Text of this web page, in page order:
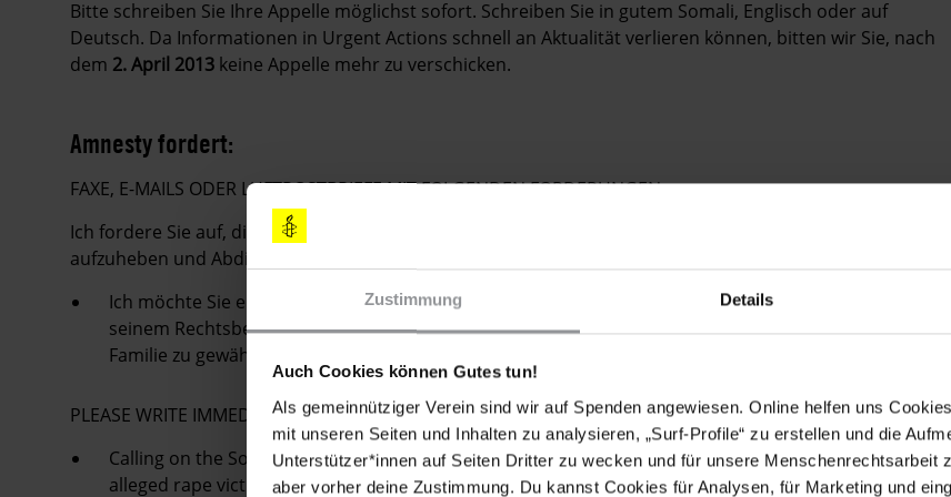
Zustimmung Details
Auch Cookies können Gutes tun!
Als gemeinnütziger Verein sind wir auf Spenden angewiesen. Online helfen uns
mit unseren Seiten und Inhalten zu analysieren, „Surf-Profile“ zu erstellen und die
Unterstützer*innen auf Seiten Dritter zu wecken und für unsere Menschenrechtsarbeit
aber vorher deine Zustimmung. Du kannst Cookies für Analysen, für Marketing und
Bitte schreiben Sie Ihre Appelle möglichst sofort. Schreiben Sie in gutem Somali, Englisch oder auf
Deutsch. Da Informationen in Urgent Actions schnell an Aktualität verlieren können, bitten wir Sie, nach
dem 2. April 2013 keine Appelle mehr zu verschicken.
Amnesty fordert:
FAXE, E-MAILS ODER LUFTPOSTBRIEFE MIT FOLGENDEN FORDERUNGEN
Ich fordere Sie auf, die Urteile gegen Abdiaziz Abdnur Ibrahim und die mutmaßlich vergewaltigte Frau
aufzuheben und Abdiaziz Abdnur Ibrahim unverzüglich und bedingungslos freizulassen.
Ich möchte Sie eindringlich bitten, Abdiaziz Abdnur Ibrahim bis zu seiner Freilassung Zugang zu
seinem Rechtsbeistand, medizinischer Behandlung, jeglicher benötigter Medikation sowie seiner
Familie zu gewähren.
PLEASE WRITE IMMEDIATELY
Calling on the Somali authorities to quash the charges against Abdiaziz Abdnur Ibrahim and the
alleged rape victim, and for the immediate and unconditional release of Abdiaziz Abdnur Ibrahim.